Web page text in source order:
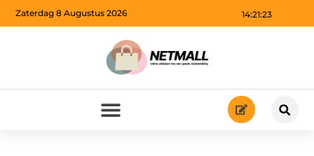
14:21:24
Zaterdag 8 Augustus 2026